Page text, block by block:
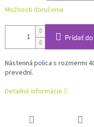
Možnosti doručenia
Pridať
Nástenná polica s rozmermi
prevední.
Detailné informácie